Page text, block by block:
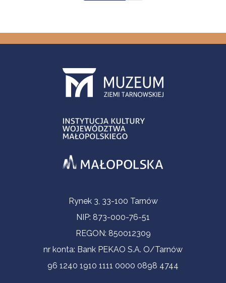
Informacje kontaktoweRynek 3, 33-100 Tarnów
NIP: 873-000-76-51
REGON: 850012309
nr konta: Bank PEKAO S.A. O/Tarnów
96 1240 1910 1111 0000 0898 4744